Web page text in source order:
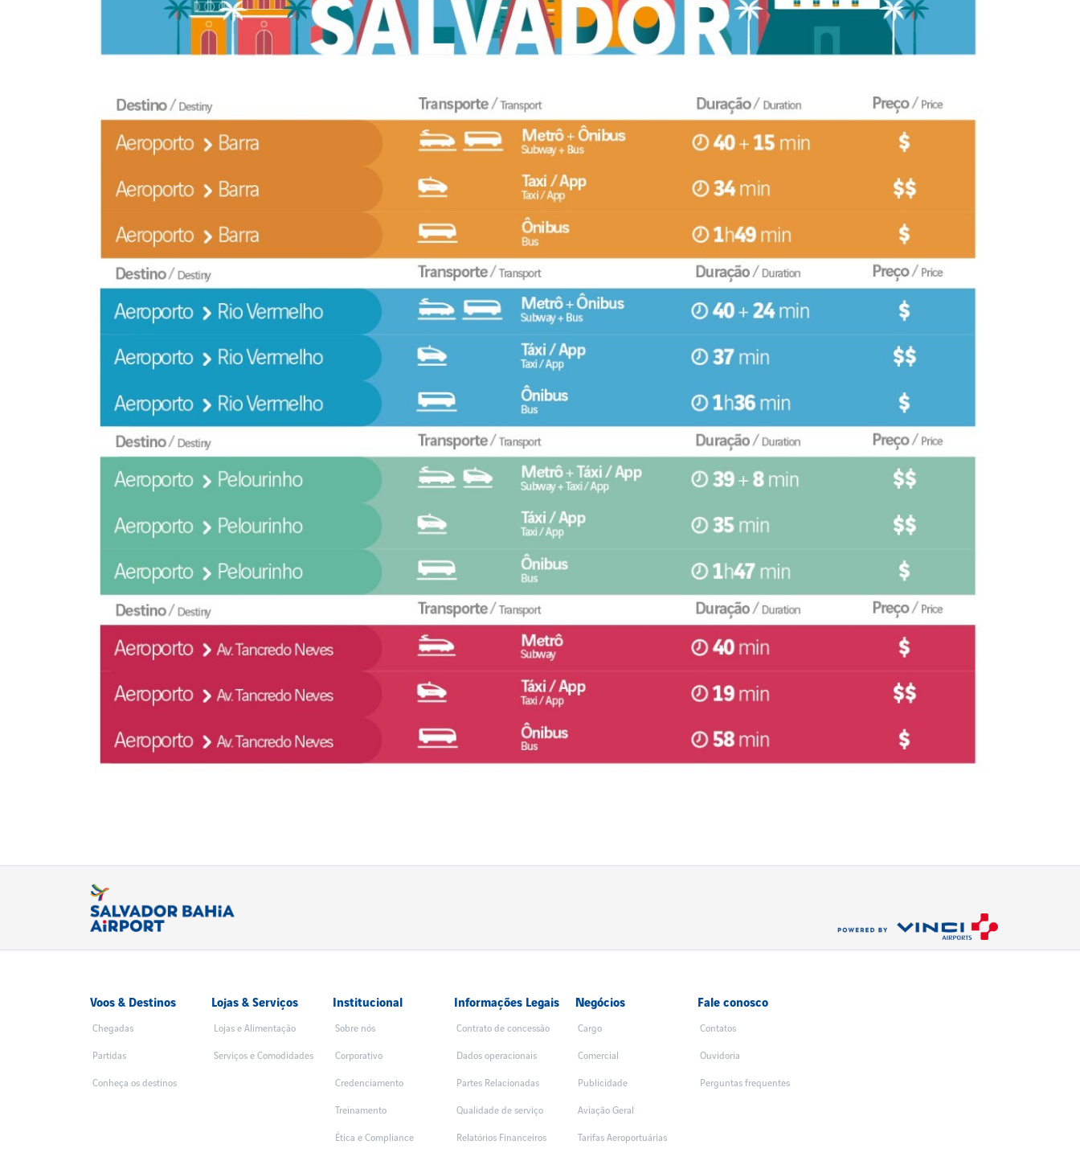
Voos & Destinos
Chegadas
Partidas
Conheça os destinos
Lojas & Serviços
Lojas e Alimentação
Serviços e Comodidades
Institucional
Sobre nós
Corporativo
Credenciamento
Treinamento
Ética e Compliance
Informações Legais
Contrato de concessão
Dados operacionais
Partes Relacionadas
Qualidade de serviço
Relatórios Financeiros
Negócios
Cargo
Comercial
Publicidade
Aviação Geral
Tarifas Aeroportuárias
Fale conosco
Contatos
Ouvidoria
Perguntas frequentes